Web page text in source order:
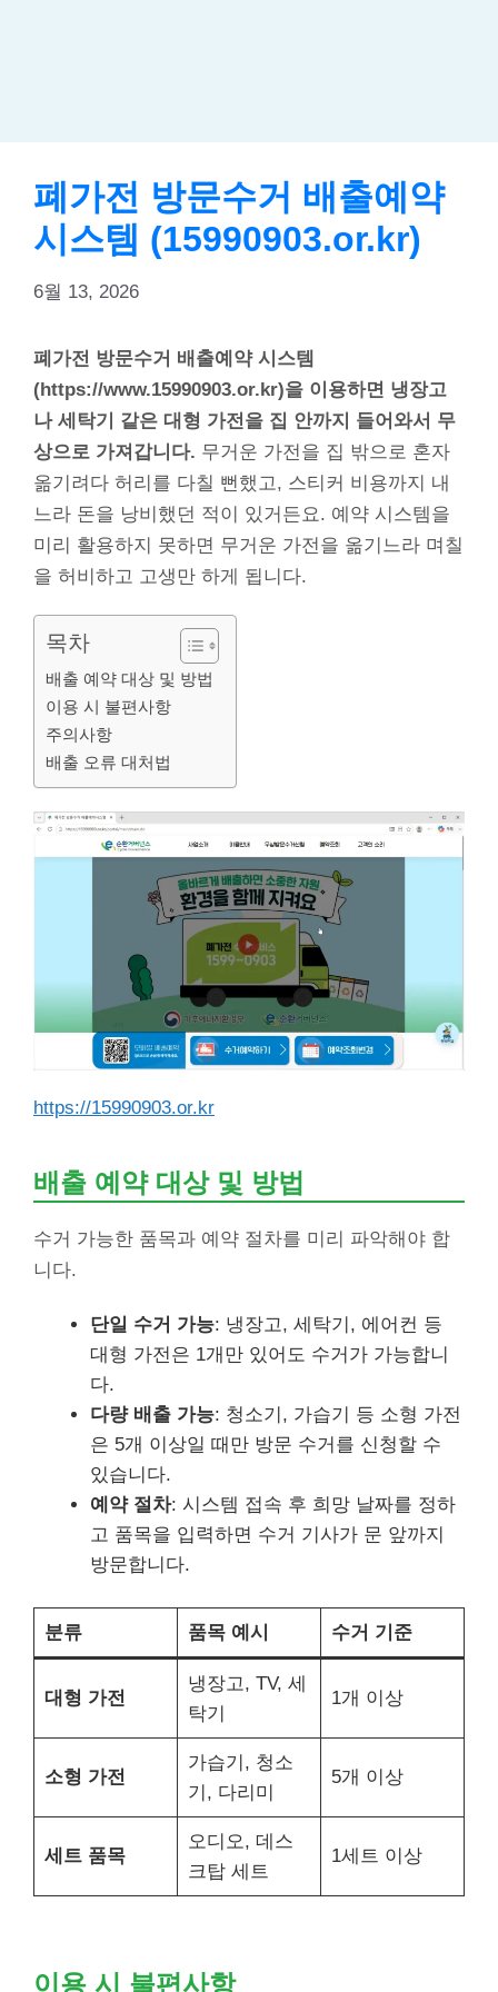
폐가전 방문수거 배출예약
시스템 (15990903.or.kr)
6월 13, 2026
폐가전 방문수거 배출예약 시스템
(https://www.15990903.or.kr)을 이용하면 냉장고
나 세탁기 같은 대형 가전을 집 안까지 들어와서 무
상으로 가져갑니다. 무거운 가전을 집 밖으로 혼자
옮기려다 허리를 다칠 뻔했고, 스티커 비용까지 내
느라 돈을 낭비했던 적이 있거든요. 예약 시스템을
미리 활용하지 못하면 무거운 가전을 옮기느라 며칠
을 허비하고 고생만 하게 됩니다.
목차
배출 예약 대상 및 방법
이용 시 불편사항
주의사항
배출 오류 대처법
https://15990903.or.kr
배출 예약 대상 및 방법
수거 가능한 품목과 예약 절차를 미리 파악해야 합
니다.
단일 수거 가능: 냉장고, 세탁기, 에어컨 등
대형 가전은 1개만 있어도 수거가 가능합니
다.
다량 배출 가능: 청소기, 가습기 등 소형 가전
은 5개 이상일 때만 방문 수거를 신청할 수
있습니다.
예약 절차: 시스템 접속 후 희망 날짜를 정하
고 품목을 입력하면 수거 기사가 문 앞까지
방문합니다.
분류 품목 예시 수거 기준
대형 가전
냉장고, TV, 세
탁기
1개 이상
소형 가전
가습기, 청소
기, 다리미
5개 이상
세트 품목
오디오, 데스
크탑 세트
1세트 이상
이용 시 불편사항